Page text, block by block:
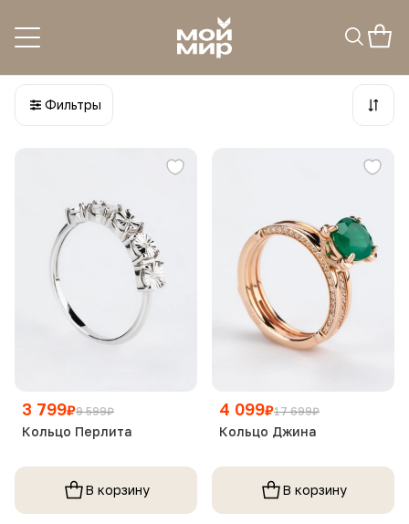
Кольца и перстни серебро
Фильтры
3 799₽9 599₽
Кольцо Перлита
В корзину
4 099₽17 699₽
Кольцо Джина
В корзину